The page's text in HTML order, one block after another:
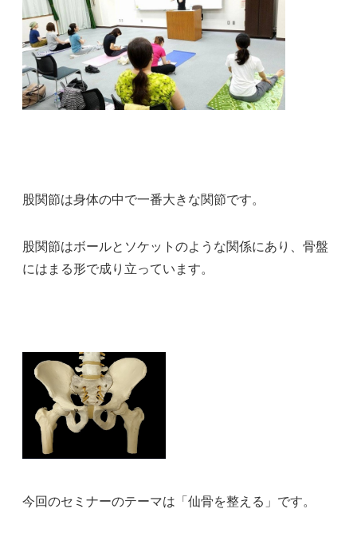
股関節は身体の中で一番大きな関節です。
股関節はボールとソケットのような関係にあり、骨盤
にはまる形で成り立っています。
今回のセミナーのテーマは「仙骨を整える」です。